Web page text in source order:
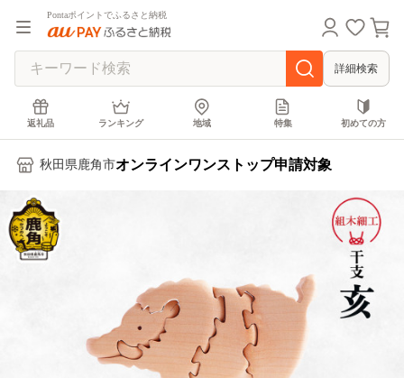
Pontaポイントでふるさと納税
詳細検索
返礼品 ランキング 地域 特集 初めての方
秋田県鹿角市オンラインワンストップ申請対象